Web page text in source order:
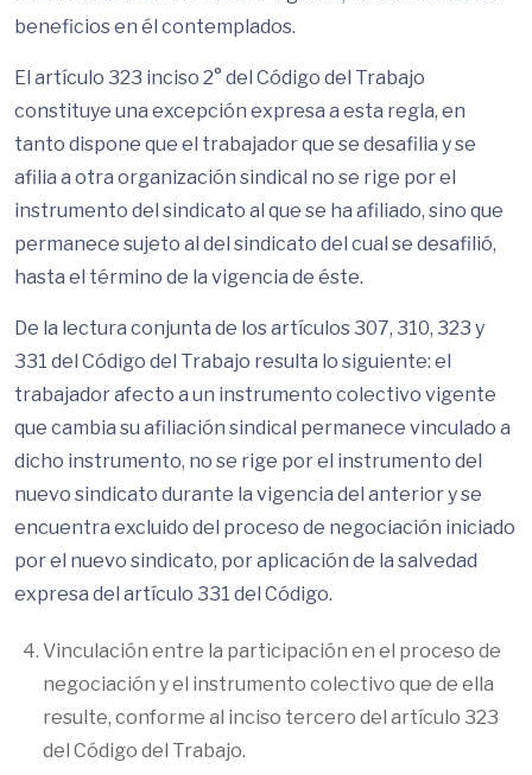
beneficios en él contemplados.
El artículo 323 inciso 2° del Código del Trabajo
constituye una excepción expresa a esta regla, en
tanto dispone que el trabajador que se desafilia y se
afilia a otra organización sindical no se rige por el
instrumento del sindicato al que se ha afiliado, sino que
permanece sujeto al del sindicato del cual se desafilió,
hasta el término de la vigencia de éste.
De la lectura conjunta de los artículos 307, 310, 323 y
331 del Código del Trabajo resulta lo siguiente: el
trabajador afecto a un instrumento colectivo vigente
que cambia su afiliación sindical permanece vinculado a
dicho instrumento, no se rige por el instrumento del
nuevo sindicato durante la vigencia del anterior y se
encuentra excluido del proceso de negociación iniciado
por el nuevo sindicato, por aplicación de la salvedad
expresa del artículo 331 del Código.
Vinculación entre la participación en el proceso de
negociación y el instrumento colectivo que de ella
resulte, conforme al inciso tercero del artículo 323
del Código del Trabajo.